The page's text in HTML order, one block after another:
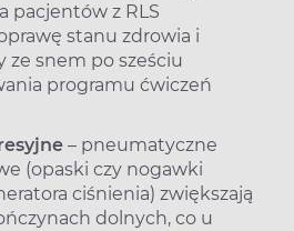
pacjentów z RLS
stanu zdrowia i
ze snem po sześciu
programu ćwiczeń
– pneumatyczne
(opaski czy nogawki
ciśnienia) zwiększają
dolnych, co u